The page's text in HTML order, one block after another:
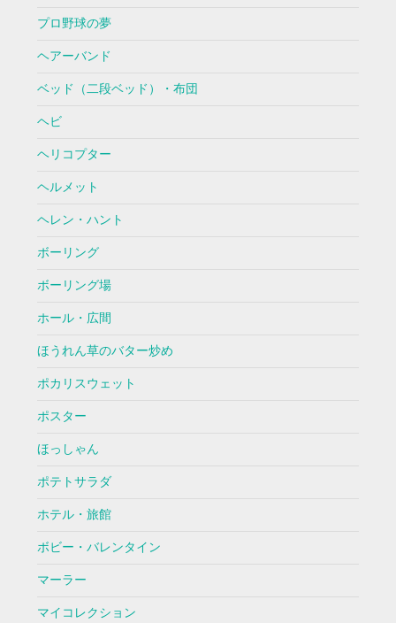
プロ野球の夢
ヘアーバンド
ベッド（二段ベッド）・布団
ヘビ
ヘリコプター
ヘルメット
ヘレン・ハント
ボーリング
ボーリング場
ホール・広間
ほうれん草のバター炒め
ポカリスウェット
ポスター
ほっしゃん
ポテトサラダ
ホテル・旅館
ボビー・バレンタイン
マーラー
マイコレクション